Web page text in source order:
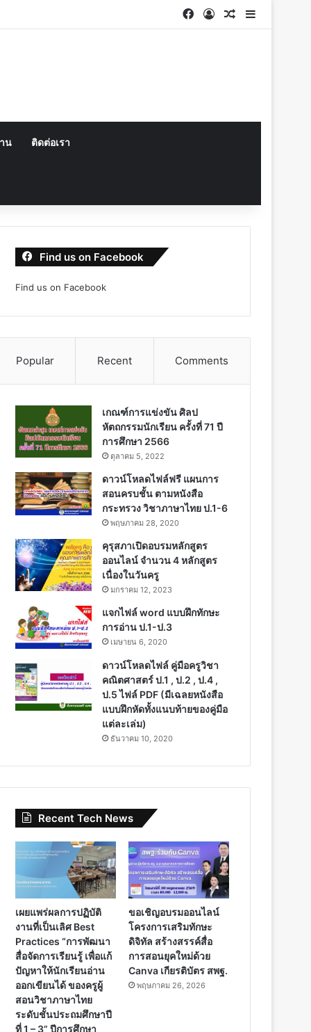
Facebook
Log InRandom
Sidebar
น ติดต่อเรา
Find us on Facebook
Find us on Facebook
Popular Recent Comments
เกณฑ์การแข่งขัน ศิลป
หัตถกรรมนักเรียน ครั้งที่ 71 ปี
การศึกษา 2566
ตุลาคม 5, 2022
ดาวน์โหลดไฟล์ฟรี แผนการ
สอนครบชั้น ตามหนังสือ
กระทรวง วิชาภาษาไทย ป.1-6
พฤษภาคม 28, 2020
คุรุสภาเปิดอบรมหลักสูตร
ออนไลน์ จำนวน 4 หลักสูตร
เนื่องในวันครู
มกราคม 12, 2023
แจกไฟล์ word แบบฝึกทักษะ
การอ่าน ป.1-ป.3
เมษายน 6, 2020
ดาวน์โหลดไฟล์ คู่มือครูวิชา
คณิตศาสตร์ ป.1 , ป.2 , ป.4 ,
ป.5 ไฟล์ PDF (มีเฉลยหนังสือ
แบบฝึกหัดทั้งแนบท้ายของคู่มือ
แต่ละเล่ม)
ธันวาคม 10, 2020
Recent Tech News
เผยแพร่ผลการปฏิบัติ
งานที่เป็นเลิศ Best
Practices “การพัฒนา
สื่อจัดการเรียนรู้ เพื่อแก้
ปัญหาให้นักเรียนอ่าน
ออกเขียนได้ ของครูผู้
สอนวิชาภาษาไทย
ระดับชั้นประถมศึกษาปี
ที่ 1 – 3” ปีการศึกษา
ขอเชิญอบรมออนไลน์
โครงการเสริมทักษะ
ดิจิทัล สร้างสรรค์สื่อ
การสอนยุคใหม่ด้วย
Canva เกียรติบัตร สพฐ.
พฤษภาคม 26, 2026